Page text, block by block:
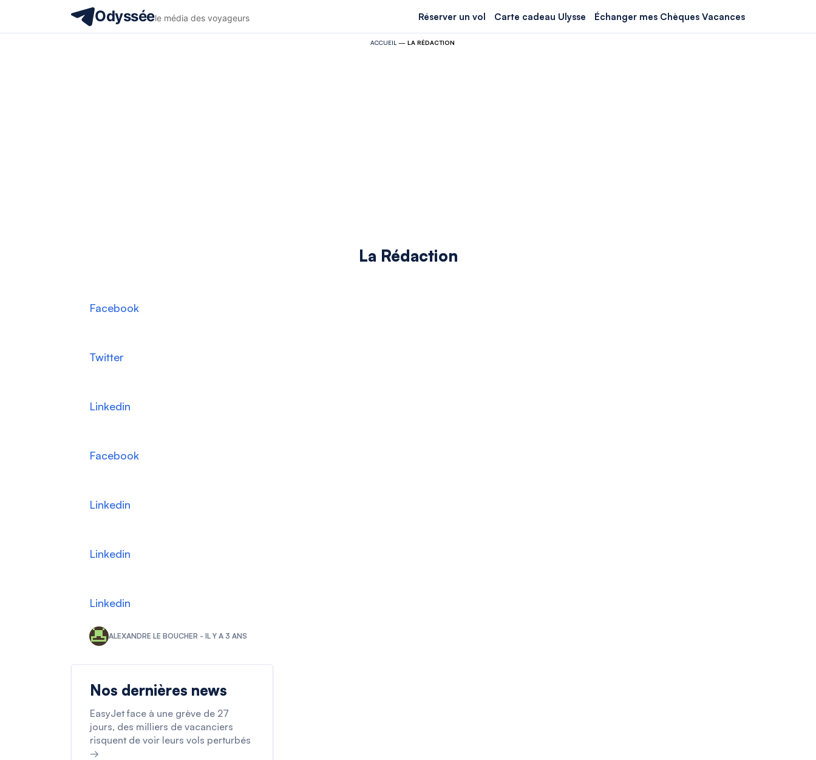
Odysséele média des voyageurs Réserver un vol Carte cadeau Ulysse Échanger mes Chèques Vacances
ACCUEIL — LA RÉDACTION
La Rédaction
Facebook
Twitter
Linkedin
Facebook
Linkedin
Linkedin
Linkedin
ALEXANDRE LE BOUCHER - IL Y A 3 ANS
Nos dernières news
EasyJet face à une grève de 27
jours, des milliers de vacanciers
risquent de voir leurs vols perturbés
→